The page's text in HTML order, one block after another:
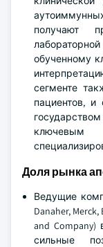
получают
обученному
сегменте
пациентов,
Доля рынка
Ведущие
Danaher,
and
сильные